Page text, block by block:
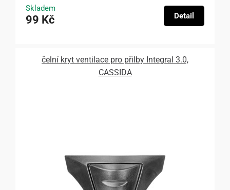
Skladem
99 Kč Detail
čelní kryt ventilace pro přilby Integral 3.0,
CASSIDA